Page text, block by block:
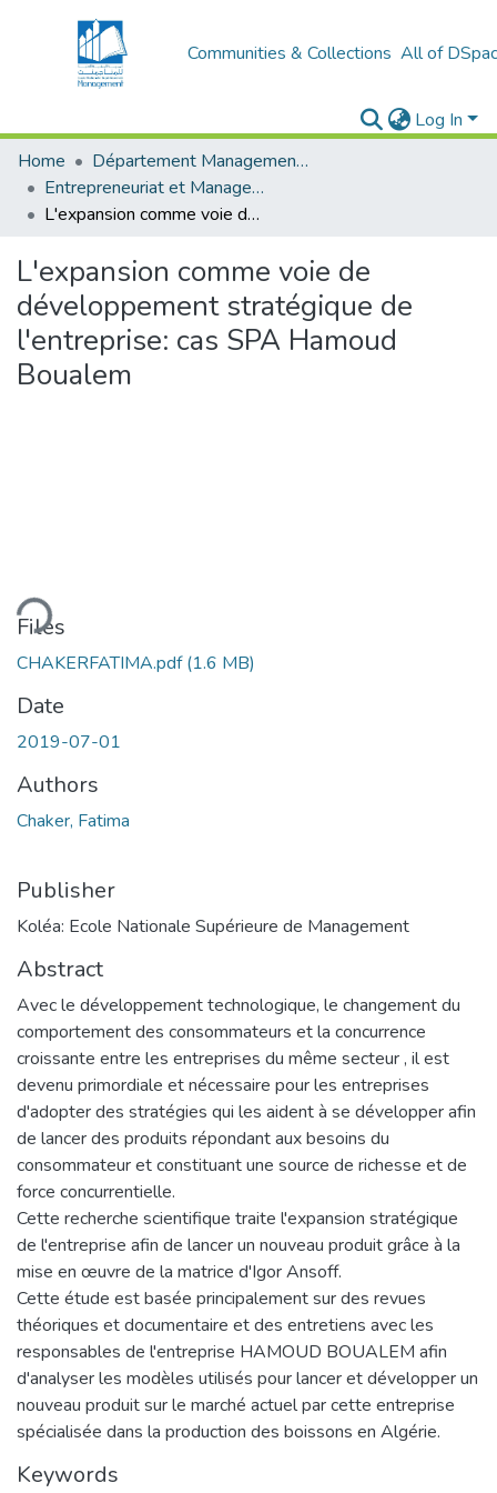
Communities & Collections All of
Log In
Home
Département Management et Entrepreneuriat
Entrepreneuriat et Management de Projets (EMP)
L'expansion comme voie de développement stratégique de l'entreprise: cas SPA Hamoud Boualem
L'expansion comme voie de
développement stratégique de
l'entreprise: cas SPA Hamoud
Boualem
Files
CHAKERFATIMA.pdf(1.6 MB)
Date
2019-07-01
Authors
Chaker, Fatima
Publisher
Koléa: Ecole Nationale Supérieure de Management
Abstract
Avec le développement technologique, le changement du
comportement des consommateurs et la concurrence
croissante entre les entreprises du même secteur , il est
devenu primordiale et nécessaire pour les entreprises
d'adopter des stratégies qui les aident à se développer afin
de lancer des produits répondant aux besoins du
consommateur et constituant une source de richesse et de
force concurrentielle.
Cette recherche scientifique traite l'expansion stratégique
de l'entreprise afin de lancer un nouveau produit grâce à la
mise en œuvre de la matrice d'Igor Ansoff.
Cette étude est basée principalement sur des revues
théoriques et documentaire et des entretiens avec les
responsables de l'entreprise HAMOUD BOUALEM afin
d'analyser les modèles utilisés pour lancer et développer un
nouveau produit sur le marché actuel par cette entreprise
spécialisée dans la production des boissons en Algérie.
Keywords